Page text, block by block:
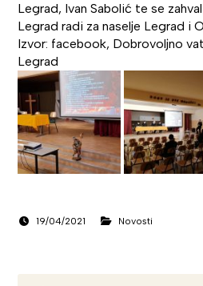
Legrad, Ivan Sabolić te se
Legrad radi za naselje Legrad i
Izvor: facebook, Dobrovoljno
Legrad
19/04/2021 Novosti